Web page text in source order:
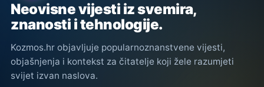
Neovisne vijesti iz svemira,
znanosti i tehnologije.
Kozmos.hr objavljuje popularnoznanstvene vijesti,
objašnjenja i kontekst za čitatelje koji žele razumjeti
svijet izvan naslova.